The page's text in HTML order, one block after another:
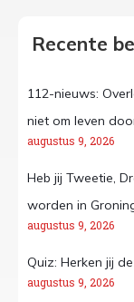
Recente
112-nieuws:
niet om leven
augustus 9, 2026
Heb jij Tweetie,
worden in
augustus 9, 2026
Quiz: Herken jij
augustus 9, 2026